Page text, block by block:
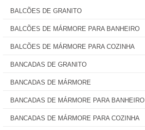
BALCÕES DE GRANITO
BALCÕES DE MÁRMORE PARA BANHEIRO
BALCÕES DE MÁRMORE PARA COZINHA
BANCADAS DE GRANITO
BANCADAS DE MÁRMORE
BANCADAS DE MÁRMORE PARA BANHEIRO
BANCADAS DE MÁRMORE PARA COZINHA